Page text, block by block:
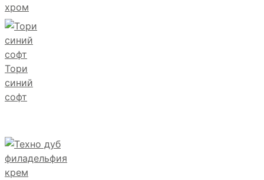
хром
Тори
синий
софт